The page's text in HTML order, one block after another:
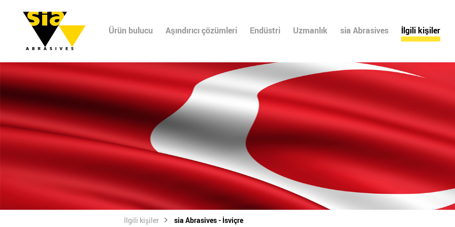
Ürün bulucu Aşındırıcı çözümleri Endüstri Uzmanlık sia Abrasives İlgili kişiler
İlgili kişiler sia Abrasives - İsviçre